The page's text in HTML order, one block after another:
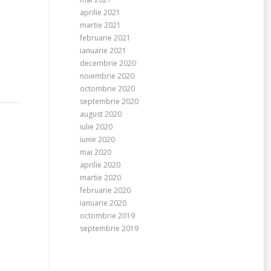
aprilie 2021
martie 2021
februarie 2021
ianuarie 2021
decembrie 2020
noiembrie 2020
octombrie 2020
septembrie 2020
august 2020
iulie 2020
iunie 2020
mai 2020
aprilie 2020
martie 2020
februarie 2020
ianuarie 2020
octombrie 2019
septembrie 2019